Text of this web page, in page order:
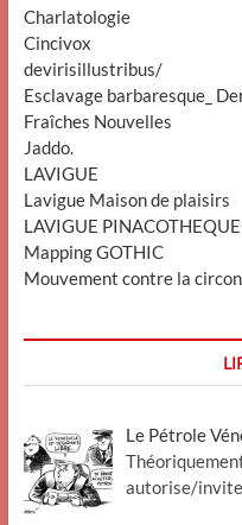
Charlatologie
Cincivox
devirisillustribus/
Esclavage barbaresque_
Fraîches Nouvelles
Jaddo.
LAVIGUE
Lavigue Maison de plaisirs
LAVIGUE PINACOTHEQUE
Mapping GOTHIC
Mouvement contre la
Le Pétrole
autorise/